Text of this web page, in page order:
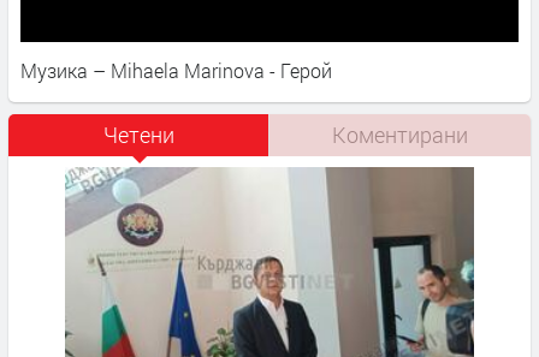
Музика – Mihaela Marinova - Герой
Четени Коментирани